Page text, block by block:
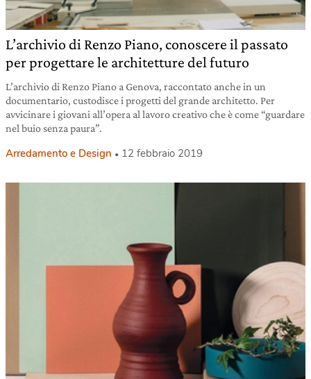
L’archivio di Renzo Piano, conoscere il passato
per progettare le architetture del futuro
L’archivio di Renzo Piano a Genova, raccontato anche in un
documentario, custodisce i progetti del grande architetto. Per
avvicinare i giovani all’opera al lavoro creativo che è come “guardare
nel buio senza paura”.
Arredamento e Design 12 febbraio 2019